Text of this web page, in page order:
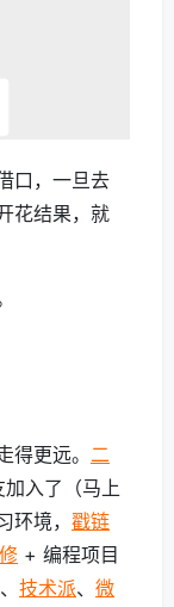
口，一旦去
花结果，就
更远。 二
入了（马上
境， 戳链
+ 编程项目
、 技术派、 微